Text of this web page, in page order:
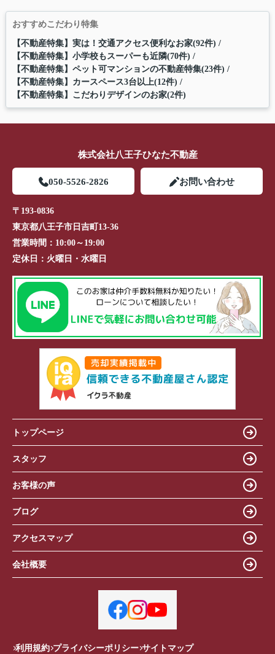
おすすめこだわり特集
【不動産特集】実は！交通アクセス便利なお家(92件)
【不動産特集】小学校もスーパーも近隣(70件)
【不動産特集】ペット可マンションの不動産特集(23件)
【不動産特集】カースペース3台以上(12件)
【不動産特集】こだわりデザインのお家(2件)
株式会社八王子ひなた不動産
050-5526-2826 お問い合わせ
〒193-0836
東京都八王子市日吉町13-36
営業時間： 10:00～19:00
定休日： 火曜日・水曜日
トップページ
スタッフ
お客様の声
ブログ
アクセスマップ
会社概要
利用規約 プライバシーポリシー サイトマップ